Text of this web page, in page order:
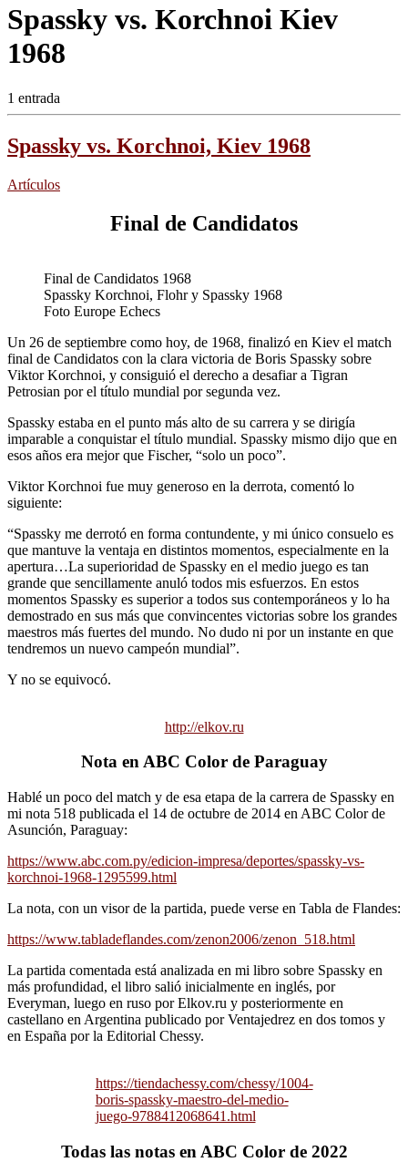
Spassky vs. Korchnoi Kiev
1968
1 entrada
Spassky vs. Korchnoi, Kiev 1968
Artículos
Final de Candidatos
Final de Candidatos 1968
Spassky Korchnoi, Flohr y Spassky 1968
Foto Europe Echecs
Un 26 de septiembre como hoy, de 1968, finalizó en Kiev el match
final de Candidatos con la clara victoria de Boris Spassky sobre
Viktor Korchnoi, y consiguió el derecho a desafiar a Tigran
Petrosian por el título mundial por segunda vez.
Spassky estaba en el punto más alto de su carrera y se dirigía
imparable a conquistar el título mundial. Spassky mismo dijo que en
esos años era mejor que Fischer, “solo un poco”.
Viktor Korchnoi fue muy generoso en la derrota, comentó lo
siguiente:
“Spassky me derrotó en forma contundente, y mi único consuelo es
que mantuve la ventaja en distintos momentos, especialmente en la
apertura…La superioridad de Spassky en el medio juego es tan
grande que sencillamente anuló todos mis esfuerzos. En estos
momentos Spassky es superior a todos sus contemporáneos y lo ha
demostrado en sus más que convincentes victorias sobre los grandes
maestros más fuertes del mundo. No dudo ni por un instante en que
tendremos un nuevo campeón mundial”.
Y no se equivocó.
http://elkov.ru
Nota en ABC Color de Paraguay
Hablé un poco del match y de esa etapa de la carrera de Spassky en
mi nota 518 publicada el 14 de octubre de 2014 en ABC Color de
Asunción, Paraguay:
https://www.abc.com.py/edicion-impresa/deportes/spassky-vs-
korchnoi-1968-1295599.html
La nota, con un visor de la partida, puede verse en Tabla de Flandes:
https://www.tabladeflandes.com/zenon2006/zenon_518.html
La partida comentada está analizada en mi libro sobre Spassky en
más profundidad, el libro salió inicialmente en inglés, por
Everyman, luego en ruso por Elkov.ru y posteriormente en
castellano en Argentina publicado por Ventajedrez en dos tomos y
en España por la Editorial Chessy.
https://tiendachessy.com/chessy/1004-
boris-spassky-maestro-del-medio-
juego-9788412068641.html
Todas las notas en ABC Color de 2022